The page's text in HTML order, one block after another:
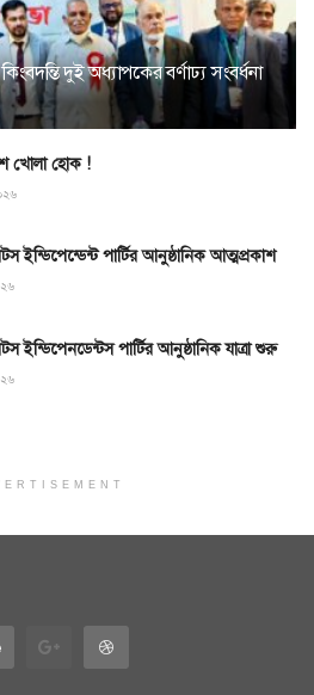
দুই অধ্যাপকের বর্ণাঢ্য সংবর্ধনা
খোলা হোক !
ইন্ডিপেন্ডেন্ট পার্টির আনুষ্ঠানিক আত্মপ্রকাশ
ইন্ডিপেনডেন্টস পার্টির আনুষ্ঠানিক যাত্রা শুরু